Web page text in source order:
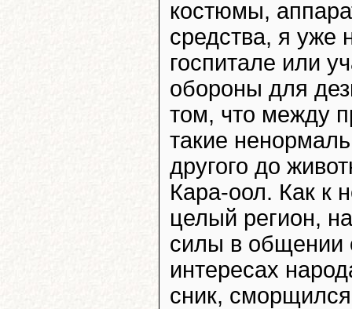
костюмы,
средства, я уже
госпитале или
обороны для
том, что между
такие
другого до
Кара-оол. Как к
целый регион,
силы в общении
интересах
сник,